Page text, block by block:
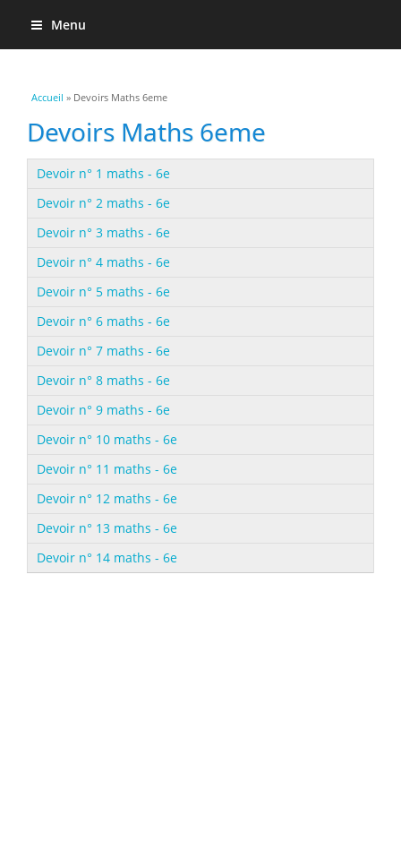
Menu
Vous êtes ici
Accueil » Devoirs Maths 6eme
Devoirs Maths 6eme
Devoir n° 1 maths - 6e
Devoir n° 2 maths - 6e
Devoir n° 3 maths - 6e
Devoir n° 4 maths - 6e
Devoir n° 5 maths - 6e
Devoir n° 6 maths - 6e
Devoir n° 7 maths - 6e
Devoir n° 8 maths - 6e
Devoir n° 9 maths - 6e
Devoir n° 10 maths - 6e
Devoir n° 11 maths - 6e
Devoir n° 12 maths - 6e
Devoir n° 13 maths - 6e
Devoir n° 14 maths - 6e